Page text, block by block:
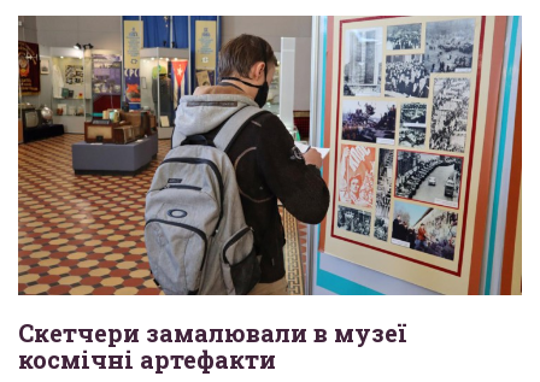
Скетчери замалювали в музеї
космічні артефакти